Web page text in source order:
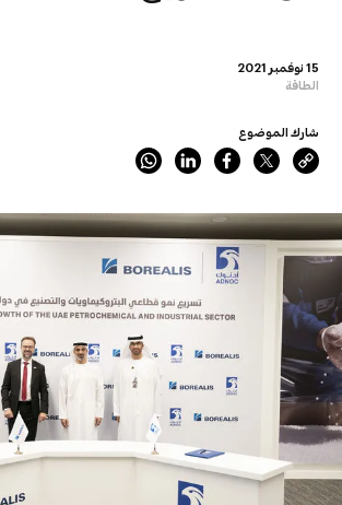
15 نوفمبر 2021
الطاقة
شارك الموضوع